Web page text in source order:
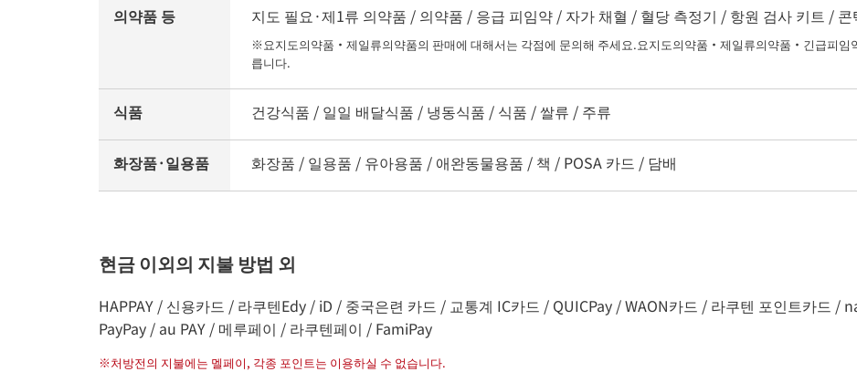
의약품 등 지도 필요·제1류 의약품 / 의약품 / 응급 피임약 / 자가 채혈 / 혈당 측정기 / 항원 검사 키트 /
※요지도의약품・제일류의약품의 판매에 대해서는 각점에 문의해 주세요.요지도의약품・제일류의약품・긴급피임
릅니다.
식품 건강식품 / 일일 배달식품 / 냉동식품 / 식품 / 쌀류 / 주류
화장품·일용품 화장품 / 일용품 / 유아용품 / 애완동물용품 / 책 / POSA 카드 / 담배
현금 이외의 지불 방법 외
HAPPAY / 신용카드 / 라쿠텐Edy / iD / 중국은련 카드 / 교통계 IC카드 / QUICPay / WAON카드 / 라쿠텐 포인트카드
PayPay / au PAY / 메루페이 / 라쿠텐페이 / FamiPay
※처방전의 지불에는 멜페이, 각종 포인트는 이용하실 수 없습니다.